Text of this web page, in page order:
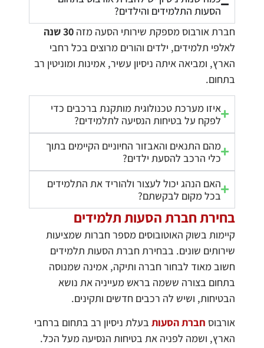
הסעות התלמידים והילדים?
חברת אורבוס מספקת שירותי הסעה מזה30 שנה
לאלפי תלמידים, ילדים והורים מרוצים בכל רחבי
הארץ, ומביאה איתה ניסיון עשיר, אמינות ומוניטין רב
בתחום.
איזו מערכת טכנולוגית מותקנת ברכבים כדי
לפקח על בטיחות הנסיעה לתלמידים?
מהם התנאים והאבזור החיוניים הקיימים בתוך
כלי הרכב להסעת ילדים?
האם הנהג יכול לעצור ולהוריד את התלמידים
בכל מקום לבקשתם?
בחירת חברת הסעות תלמידים
קיימות בשוק האוטובוסים מספר חברות שמציעות
שירותים שונים. בבחירת חברת הסעות תלמידים
חשוב מאוד לבחור חברה ותיקה, אמינה שמנוסה
בתחום בצורה ששמה בראש מעייניה את נושא
הבטיחות, ושיש לה רכבים חדשים ותקינים.
אורבוס חברת הסעות בעלת ניסיון רב בתחום ברחבי
הארץ, ושמה לפניה את בטיחות הנסיעה מעל הכל.